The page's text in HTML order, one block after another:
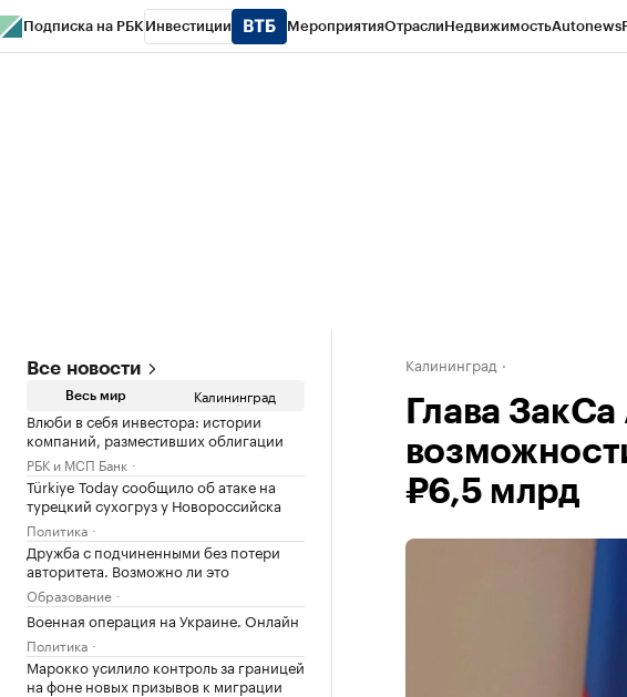
Подписка на РБК Инвестиции МероприятияОтраслиНедвижимостьAutonews
Все новости
Весь мир Калининград
Влюби в себя инвестора: истории
компаний, разместивших облигации
РБК и МСП Банк
Türkiye Today сообщило об атаке на
турецкий сухогруз у Новороссийска
Политика
Дружба с подчиненными без потери
авторитета. Возможно ли это
Образование
Военная операция на Украине. Онлайн
Политика
Марокко усилило контроль за границей
на фоне новых призывов к миграции
Калининград
Глава
₽6,5 млрд